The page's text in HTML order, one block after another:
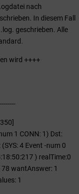
nach
In diesem Fall
geschrieben. Alle
wird ++++
1 CONN: 1) Dst:
4 Event -num 0
) realTime:0
wantAnswer: 1
1